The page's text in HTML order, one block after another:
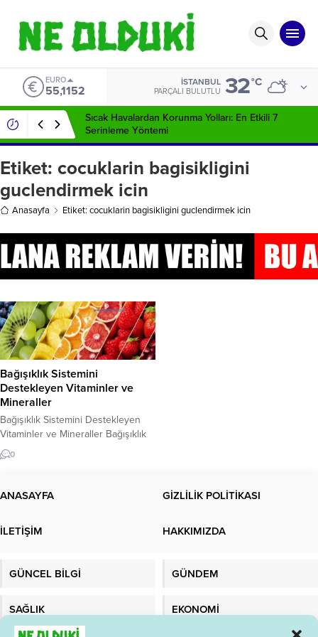
EURO
55,1152
İSTANBUL
PARÇALI BULUTLU 32°C
Sıcak Havalardan Korunma Yolları: En Etkili 7
Serinleme Yöntemi
Etiket: cocuklarin bagisikligini
guclendirmek icin
Anasayfa Etiket: cocuklarin bagisikligini guclendirmek icin
Bağışıklık Sistemini
Destekleyen Vitaminler ve
Mineraller
Bağışıklık Sistemini Destekleyen
Vitaminler ve Mineraller Bağışıklık
sistemi, vücudun enfeksiyonlarla
mücadele etmesinde önemli bir rol
sistemi sağlıklı bir şekilde çalıştığı
bağışıklık sistemi için, doğru
vitaminler ve mineraller hakkında
0
ANASAYFA GİZLİLİK POLİTİKASI
İLETİŞİM HAKKIMIZDA
GÜNCEL BİLGİ GÜNDEM
SAĞLIK EKONOMİ